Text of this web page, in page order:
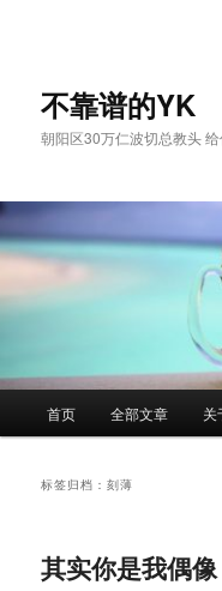
不靠谱的YK
朝阳区30万仁波切总教头
首页 全部文章 关
标签归档：刻薄
其实你是我偶像